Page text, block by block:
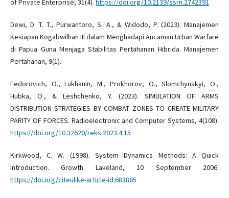
of Private Enterprise, 31(4). https://doi.org/10.2139/ssrn.2742391
Dewi, D. T. T., Purwantoro, S. A., & Widodo, P. (2023). Manajemen
Kesiapan Kogabwilhan III dalam Menghadapi Ancaman Urban Warfare
di Papua Guna Menjaga Stabilitas Pertahanan Hibrida. Manajemen
Pertahanan, 9(1).
Fedorovich, O., Lukhanin, M., Prokhorov, O., Slomchynskyi, O.,
Hubka, O., & Leshchenko, Y. (2023). SIMULATION OF ARMS
DISTRIBUTION STRATEGIES BY COMBAT ZONES TO CREATE MILITARY
PARITY OF FORCES. Radioelectronic and Computer Systems, 4(108).
https://doi.org/10.32620/reks.2023.4.15
Kirkwood, C. W. (1998). System Dynamics Methods: A Quick
Introduction. Growth Lakeland, 10 September 2006.
https://doi.org/citeulike-article-id:683865